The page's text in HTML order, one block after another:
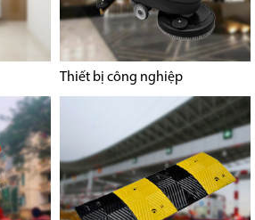
Thiết bị công nghiệp